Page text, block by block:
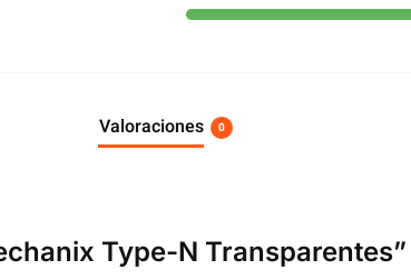
Valoraciones 0
Type-N Transparentes”